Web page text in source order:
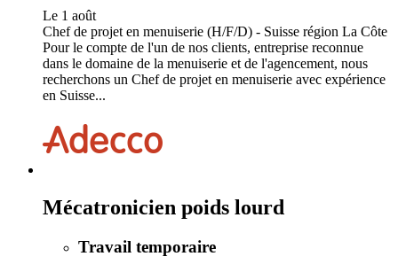
Le 1 août
Chef de projet en menuiserie (H/F/D) - Suisse région La Côte
Pour le compte de l'un de nos clients, entreprise reconnue
dans le domaine de la menuiserie et de l'agencement, nous
recherchons un Chef de projet en menuiserie avec expérience
en Suisse...
Mécatronicien poids lourd
Travail temporaire